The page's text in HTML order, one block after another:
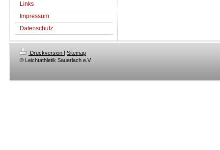
Links
Impressum
Datenschutz
Druckversion | Sitemap
© Leichtathletik Sauerlach e.V.